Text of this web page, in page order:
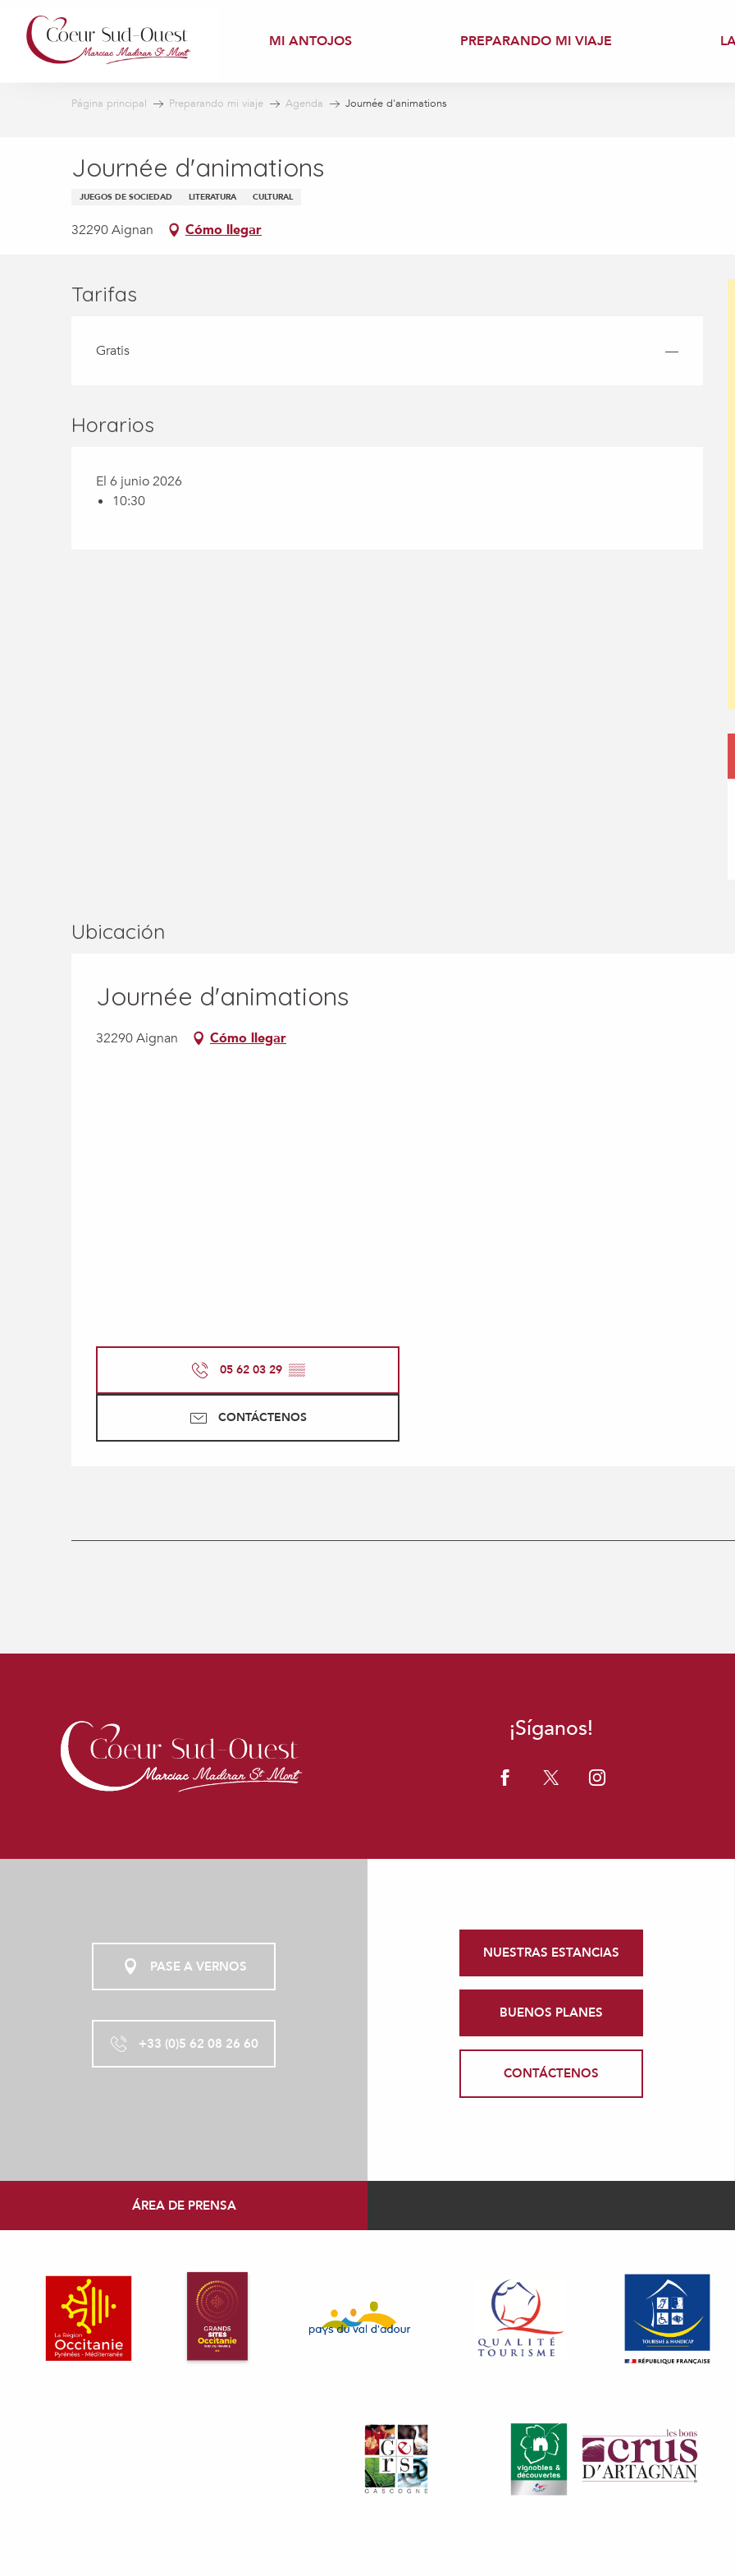
contenu
principal
MI ANTOJOS PREPARANDO MI VIAJE
Página principal Preparando mi viaje Agenda Journée d'animations
Journée d'animations
JUEGOS DE SOCIEDAD LITERATURA CULTURAL
32290 Aignan Cómo llegar
Tarifas
Gratis —
Horarios
El 6 junio 2026
10:30
Ubicación
Journée d'animations
32290 Aignan Cómo llegar
05 62 03 29 ▒▒
CONTÁCTENOS
¡Síganos!
PASE A VERNOS
+33 (0)5 62 08 26 60
NUESTRAS ESTANCIAS
BUENOS PLANES
CONTÁCTENOS
ÁREA DE PRENSA